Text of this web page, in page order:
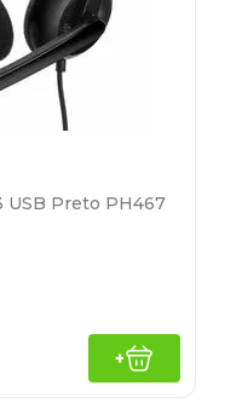
USB Preto PH467
+